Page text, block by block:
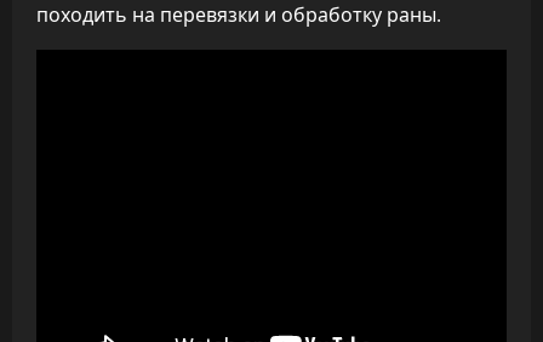
походить на перевязки и обработку раны.